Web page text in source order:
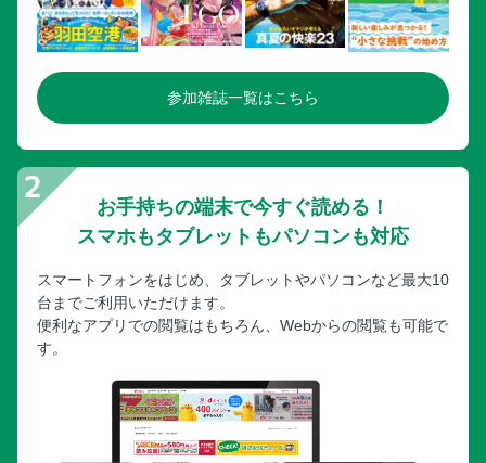
参加雑誌一覧はこちら
お手持ちの端末で今すぐ読める！
スマホもタブレットもパソコンも対応
スマートフォンをはじめ、タブレットやパソコンなど最大10
台までご利用いただけます。
便利なアプリでの閲覧はもちろん、Webからの閲覧も可能で
す。